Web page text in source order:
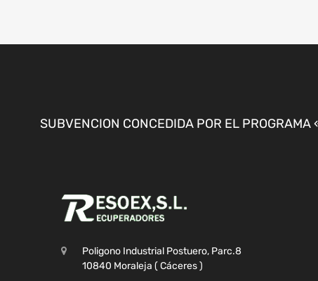
SUBVENCION CONCEDIDA POR EL
Poligono Industrial Postuero, Parc.8
10840 Moraleja ( Cáceres )